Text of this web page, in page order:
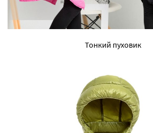
Тонкий пуховик